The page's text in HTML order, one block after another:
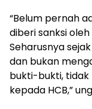
“Belum pernah
diberi sanksi
Seharusnya
dan bukan
bukti-bukti, tidak
kepada HCB,”